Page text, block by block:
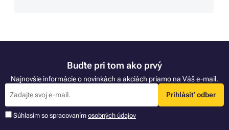
Buďte pri tom ako prvý
Najnovšie informácie o novinkách a akciách priamo na Váš e-mail.
Prihlásiť odber
Súhlasím so spracovaním osobných údajov